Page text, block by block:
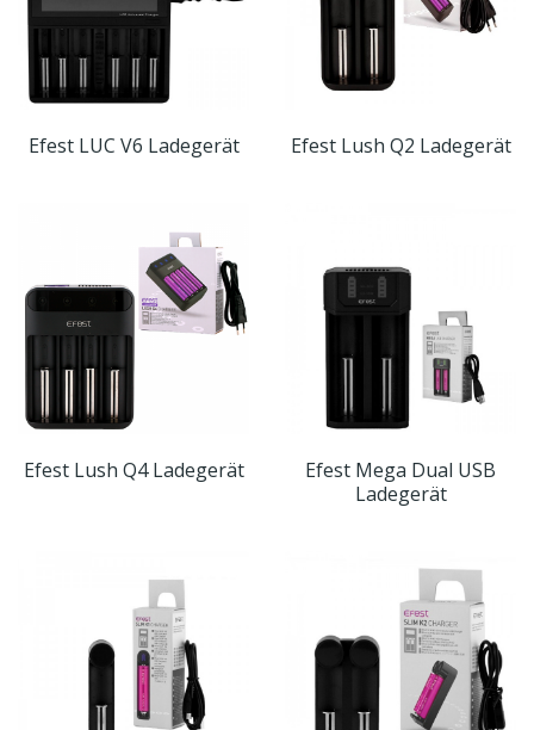
Efest LUC V6 Ladegerät Efest Lush Q2 Ladegerät
Efest Lush Q4 Ladegerät
Efest Mega Dual USB
Ladegerät